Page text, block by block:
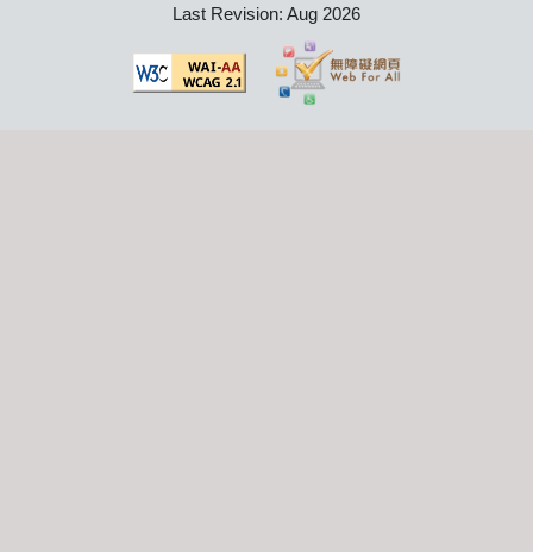
Last Revision: Aug 2026